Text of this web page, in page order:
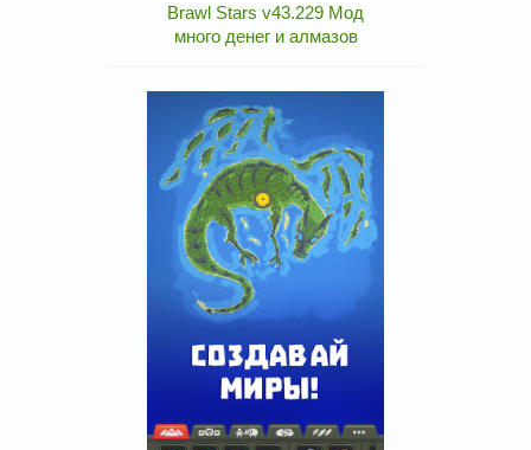
Brawl Stars v43.229 Мод
много денег и алмазов